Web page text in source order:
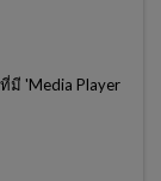
มี 'Media Player